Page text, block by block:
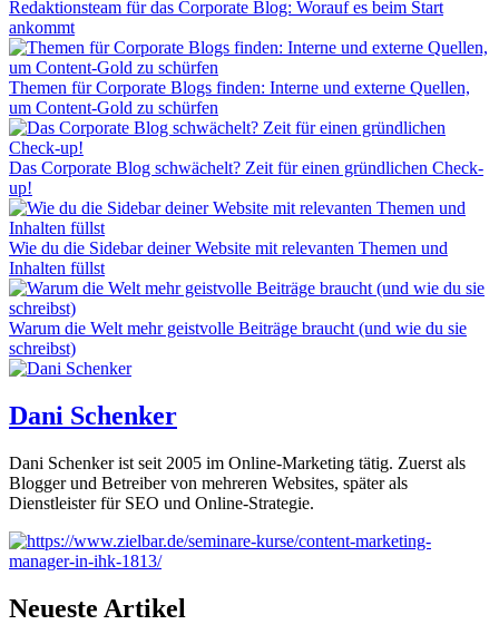
Redaktionsteam für das Corporate Blog: Worauf es beim Start
ankommt
Themen für Corporate Blogs finden: Interne und externe Quellen,
um Content-Gold zu schürfen
Das Corporate Blog schwächelt? Zeit für einen gründlichen Check-
up!
Wie du die Sidebar deiner Website mit relevanten Themen und
Inhalten füllst
Warum die Welt mehr geistvolle Beiträge braucht (und wie du sie
schreibst)
Dani Schenker
Dani Schenker ist seit 2005 im Online-Marketing tätig. Zuerst als
Blogger und Betreiber von mehreren Websites, später als
Dienstleister für SEO und Online-Strategie.
Neueste Artikel